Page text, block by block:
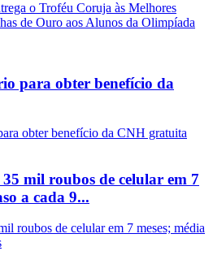
para obter benefício da
mil roubos de celular em 7
a cada 9...